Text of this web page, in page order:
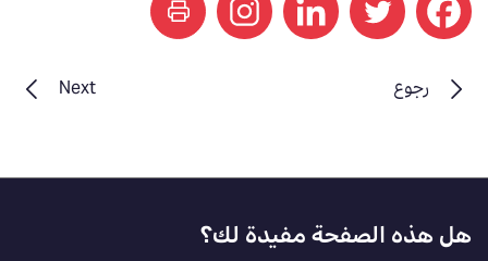
print
Next رجوع
Footer
هل هذه الصفحة مفيدة لك؟